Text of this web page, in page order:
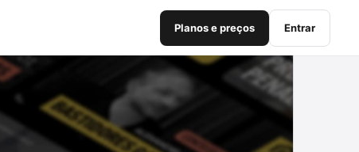
Planos e preços Entrar